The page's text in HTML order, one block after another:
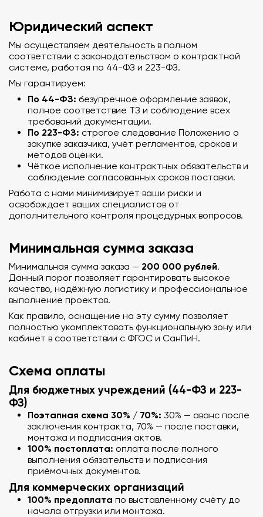
Юридический аспект
Мы осуществляем деятельность в полном
соответствии с законодательством о контрактной
системе, работая по 44-ФЗ и 223-ФЗ.
Мы гарантируем:
По 44-ФЗ: безупречное оформление заявок,
полное соответствие ТЗ и соблюдение всех
требований документации.
По 223-ФЗ: строгое следование Положению о
закупке заказчика, учёт регламентов, сроков и
методов оценки.
Чёткое исполнение контрактных обязательств и
соблюдение согласованных сроков поставки.
Работа с нами минимизирует ваши риски и
освобождает ваших специалистов от
дополнительного контроля процедурных вопросов.
Минимальная сумма заказа
Минимальная сумма заказа — 200 000 рублей.
Данный порог позволяет гарантировать высокое
качество, надёжную логистику и профессиональное
выполнение проектов.
Как правило, оснащение на эту сумму позволяет
полностью укомплектовать функциональную зону или
кабинет в соответствии с ФГОС и СанПиН.
Схема оплаты
Для бюджетных учреждений (44-ФЗ и 223-
ФЗ)
Поэтапная схема 30% / 70%: 30% — аванс после
заключения контракта, 70% — после поставки,
монтажа и подписания актов.
100% постоплата: оплата после полного
выполнения обязательств и подписания
приёмочных документов.
Для коммерческих организаций
100% предоплата по выставленному счёту до
начала отгрузки или монтажа.